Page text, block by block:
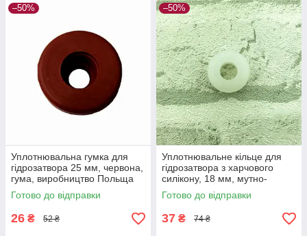
–50%
Уплотнювальна гумка для
гідрозатвора 25 мм, червона,
гума, виробництво Польща
для бродильних ємностей
Готово до відправки
26 ₴ 52 ₴
–50%
Уплотнювальне кільце для
гідрозатвора з харчового
силікону, 18 мм, мутно-
прозоре, 1 шт.
Готово до відправки
37 ₴ 74 ₴